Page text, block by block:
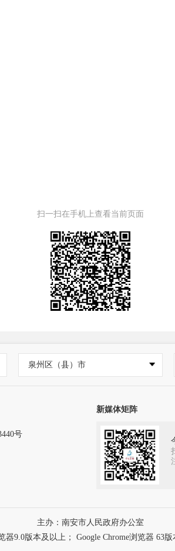
扫一扫在手机上查看当前页面
泉州区（县）市
号
新媒体矩阵
主办：南安市人民政府办公室
9.0版本及以上； Google Chrome浏览器 63